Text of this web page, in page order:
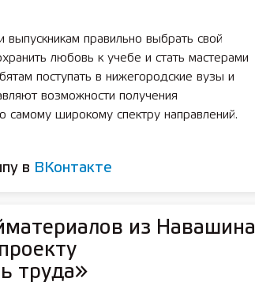
выпускникам правильно выбрать свой
любовь к учебе и стать мастерами
поступать в нижегородские вузы и
возможности получения
самому широкому спектру направлений.
в ВКонтакте
из Навашина
труда»